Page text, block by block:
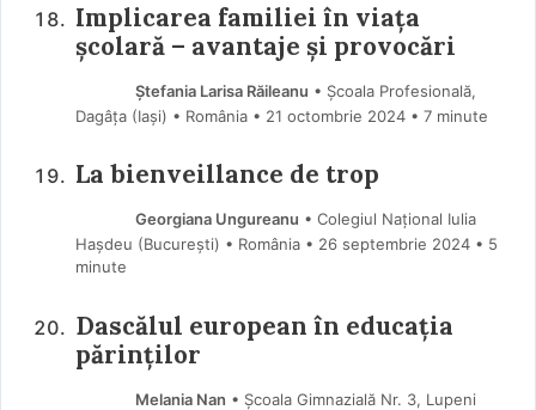
Implicarea familiei în viața
școlară – avantaje și provocări
Ștefania Larisa Răileanu • Școala Profesională,
Dagâța (Iaşi) • România
21 octombrie 2024 • 7 minute
La bienveillance de trop
Georgiana Ungureanu • Colegiul Național Iulia
Hașdeu (Bucureşti) • România
26 septembrie 2024 • 5
minute
Dascălul european în educația
părinților
Melania Nan • Școala Gimnazială Nr. 3, Lupeni